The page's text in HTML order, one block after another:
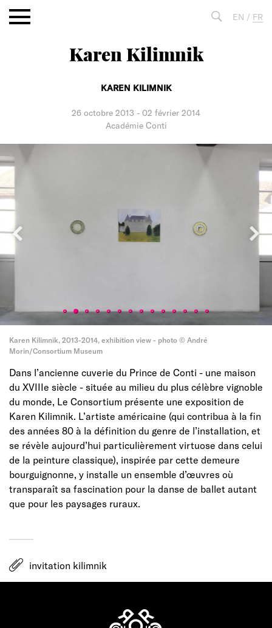
Aller
au
EN / FR
Karen Kilimnik
KAREN KILIMNIK
26 octobre 2013 - 02 février 2014
Académie Conti
Karen Kilimnik, 2013-2014, exhibition view - photo © André
Morin/Consortium Museum
Dans l’ancienne cuverie du Prince de Conti - une maison
du XVIIIe siècle - située au milieu du plus célèbre vignoble
du monde, Le Consortium présente une exposition de
Karen Kilimnik. L’artiste américaine (qui contribua à la fin
des années 80 à la définition du genre de l’installation, et
se révèle aujourd’hui particulièrement virtuose dans celui
de la peinture classique), inspirée par cette demeure
bourguignonne, y installe un ensemble d’œuvres où
transparaît sa fascination pour la danse de ballet autant
que pour les paysages ruraux.
invitation kilimnik